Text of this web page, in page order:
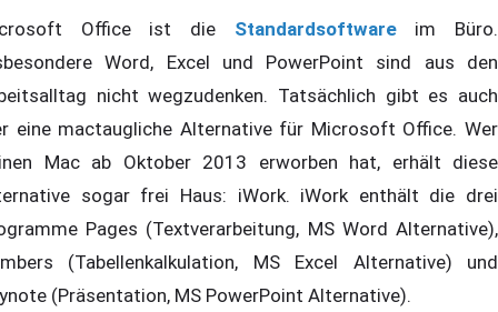
Office ist die Standardsoftwareim Büro.
Word, Excel und PowerPoint sind aus den
nicht wegzudenken. Tatsächlich gibt es auch
eine mactaugliche Alternative für Microsoft Office. Wer
Mac ab Oktober 2013 erworben hat, erhält diese
sogar frei Haus: iWork. iWork enthält die drei
Pages (Textverarbeitung, MS Word Alternative),
(Tabellenkalkulation, MS Excel Alternative) und
(Präsentation, MS PowerPoint Alternative).